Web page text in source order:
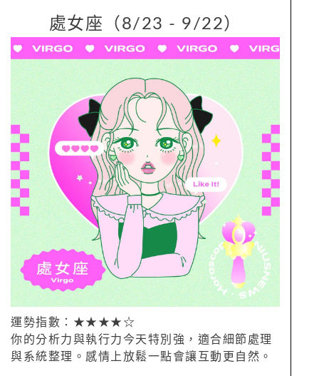
處女座（8/23 - 9/22）
運勢指數：★★★★☆
你的分析力與執行力今天特別強，適合細節處理
與系統整理。感情上放鬆一點會讓互動更自然。